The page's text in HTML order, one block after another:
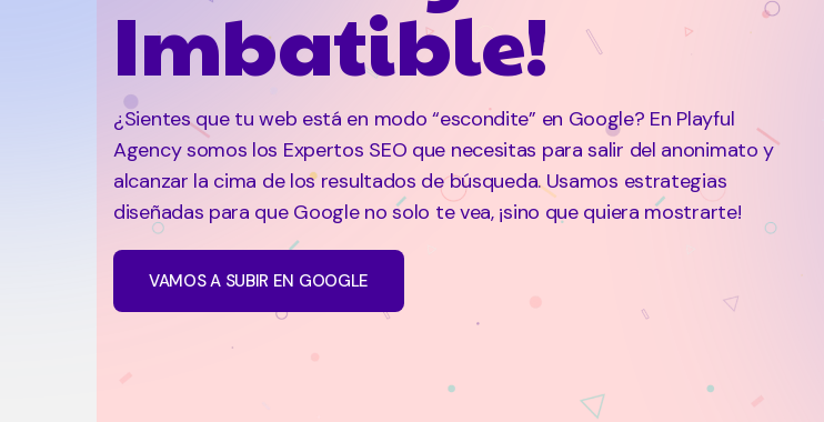
Imbatible!
¿Sientes que tu web está en modo “escondite” en Google? En Playful
Agency somos los Expertos SEO que necesitas para salir del anonimato y
alcanzar la cima de los resultados de búsqueda. Usamos estrategias
diseñadas para que Google no solo te vea, ¡sino que quiera mostrarte!
VAMOS A SUBIR EN GOOGLE